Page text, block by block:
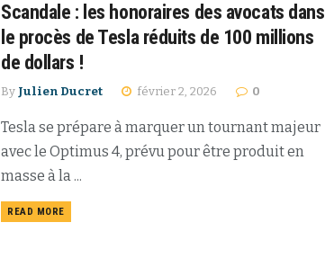
Scandale : les honoraires des avocats dans
le procès de Tesla réduits de 100 millions
de dollars !
By Julien Ducret février 2, 2026 0
Tesla se prépare à marquer un tournant majeur
avec le Optimus 4, prévu pour être produit en
masse à la ...
READ MORE